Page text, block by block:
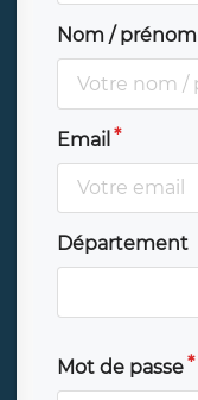
Nom / prénom
Email
Département
Mot de passe